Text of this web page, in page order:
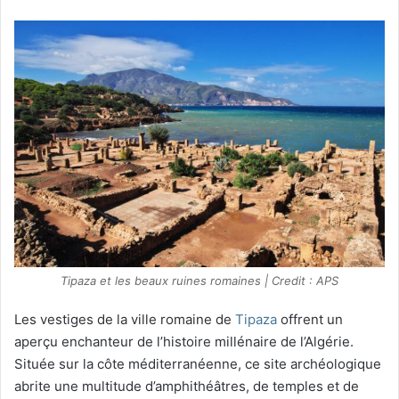
Tipaza et les beaux ruines romaines | Credit : APS
Les vestiges de la ville romaine de Tipaza offrent un
aperçu enchanteur de l’histoire millénaire de l’Algérie.
Située sur la côte méditerranéenne, ce site archéologique
abrite une multitude d’amphithéâtres, de temples et de